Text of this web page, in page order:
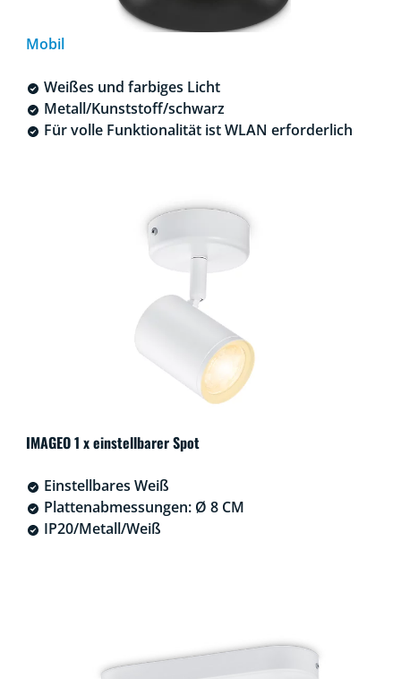
Mobil
Weißes und farbiges Licht
Metall/Kunststoff/schwarz
Für volle Funktionalität ist WLAN erforderlich
IMAGEO 1 x einstellbarer Spot
Einstellbares Weiß
Plattenabmessungen: Ø 8 CM
IP20/Metall/Weiß